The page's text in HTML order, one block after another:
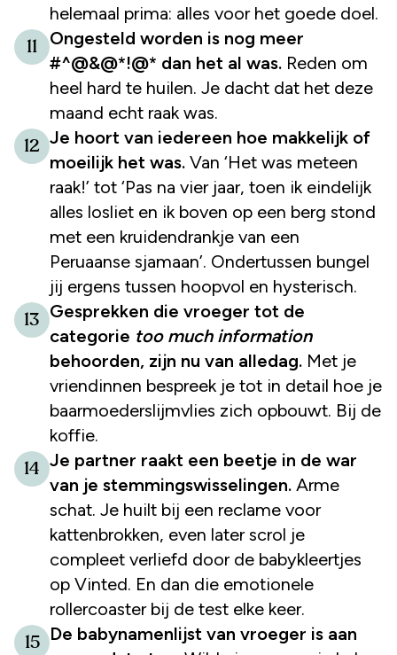
helemaal prima: alles voor het goede doel.
11
Ongesteld worden is nog meer
#^@&@*!@* dan het al was. Reden om
heel hard te huilen. Je dacht dat het deze
maand echt raak was.
12 Je hoort van iedereen hoe makkelijk of
moeilijk het was. Van ‘Het was meteen
raak!’ tot ‘Pas na vier jaar, toen ik eindelijk
alles losliet en ik boven op een berg stond
met een kruidendrankje van een
Peruaanse sjamaan’. Ondertussen bungel
jij ergens tussen hoopvol en hysterisch.
13
Gesprekken die vroeger tot de
categorie too much information
behoorden, zijn nu van alledag. Met je
vriendinnen bespreek je tot in detail hoe je
baarmoederslijmvlies zich opbouwt. Bij de
koffie.
14 Je partner raakt een beetje in de war
van je stemmingswisselingen. Arme
schat. Je huilt bij een reclame voor
kattenbrokken, even later scrol je
compleet verliefd door de babykleertjes
op Vinted. En dan die emotionele
rollercoaster bij de test elke keer.
15
De babynamenlijst van vroeger is aan